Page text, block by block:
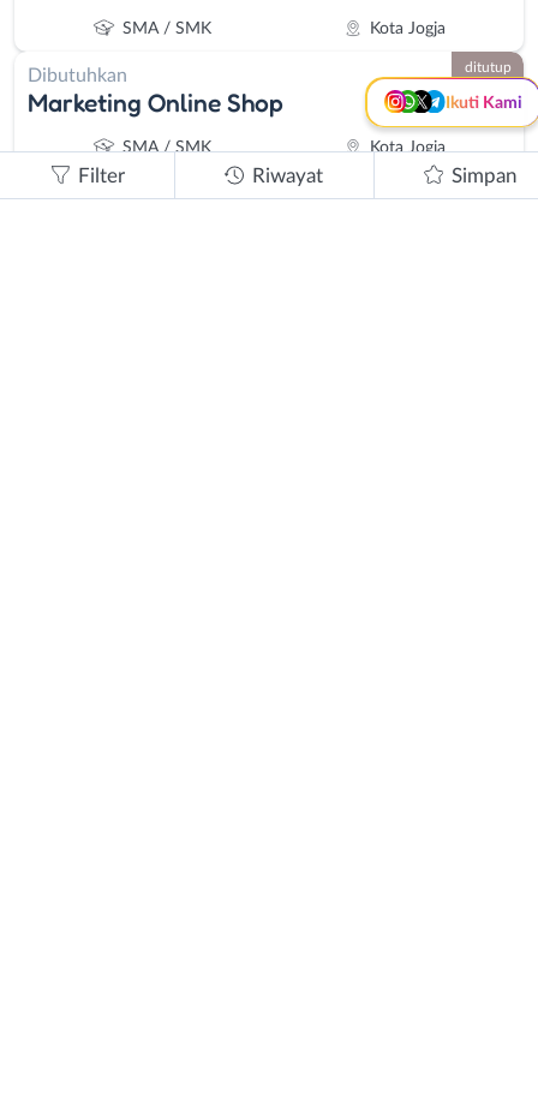
SMA / SMK Kota Jogja
Dibutuhkan
Marketing Online Shop
SMA / SMK Kota Jogja
ditutup
Dibutuhkan ditutup
Ikuti Kami
Filter Riwayat Simpan